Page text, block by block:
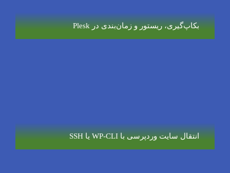
بکاپ‌گیری، ریستور و زمان‌بندی در Plesk
انتقال سایت وردپرسی با WP-CLI یا SSH